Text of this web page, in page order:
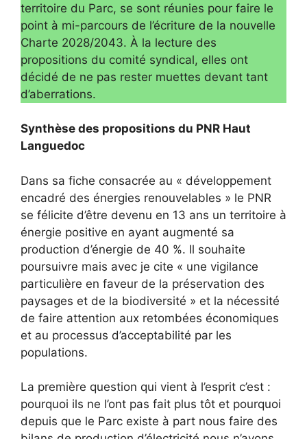
territoire du Parc, se sont réunies pour faire le
point à mi-parcours de l’écriture de la nouvelle
Charte 2028/2043. À la lecture des
propositions du comité syndical, elles ont
décidé de ne pas rester muettes devant tant
d’aberrations.
Synthèse des propositions du PNR Haut
Languedoc
Dans sa fiche consacrée au « développement
encadré des énergies renouvelables » le PNR
se félicite d’être devenu en 13 ans un territoire à
énergie positive en ayant augmenté sa
production d’énergie de 40 %. Il souhaite
poursuivre mais avec je cite « une vigilance
particulière en faveur de la préservation des
paysages et de la biodiversité » et la nécessité
de faire attention aux retombées économiques
et au processus d’acceptabilité par les
populations.
La première question qui vient à l’esprit c’est :
pourquoi ils ne l’ont pas fait plus tôt et pourquoi
depuis que le Parc existe à part nous faire des